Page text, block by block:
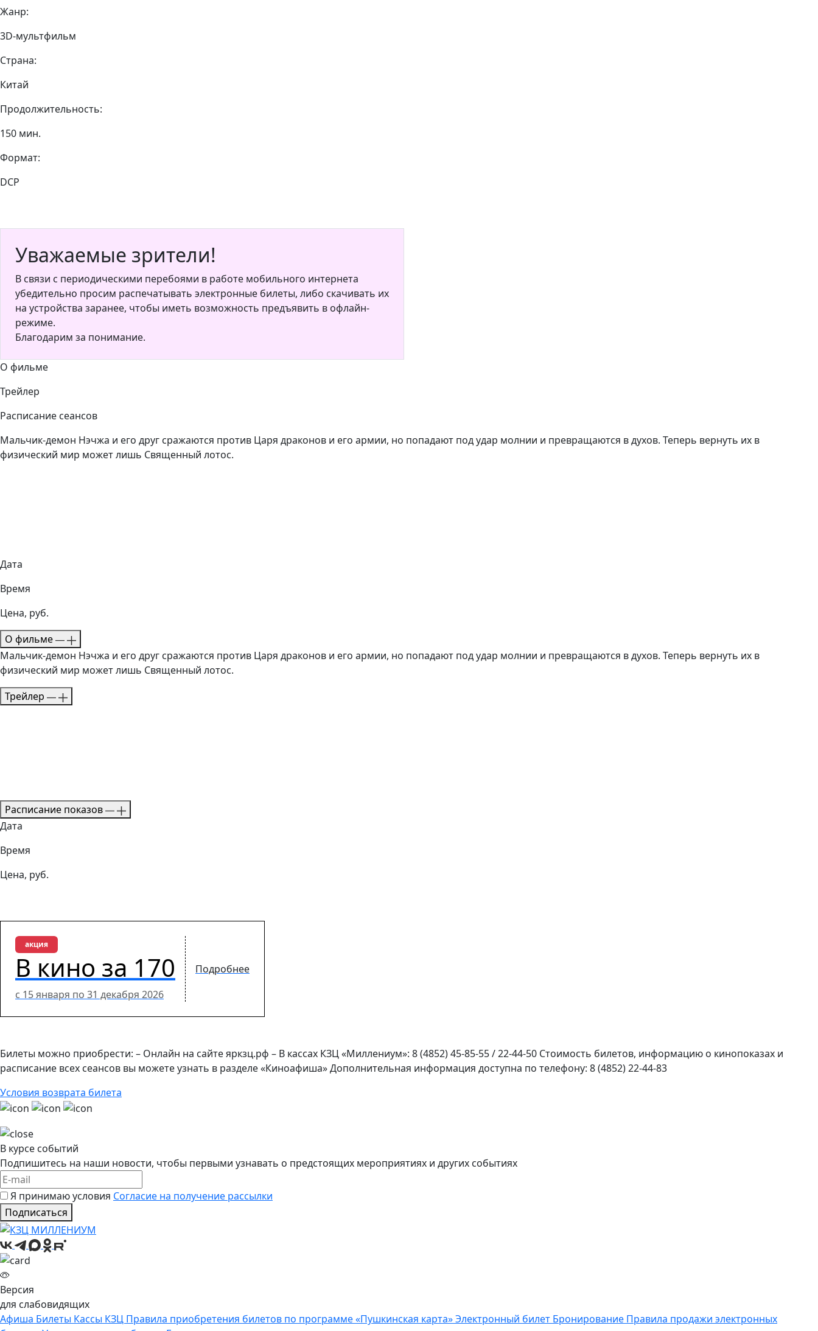
Жанр:
3D-мультфильм
Страна:
Китай
Продолжительность:
150 мин.
Формат:
DCP
Уважаемые зрители!
В связи с периодическими перебоями в работе мобильного интернета
убедительно просим распечатывать электронные билеты, либо скачивать их
на устройства заранее, чтобы иметь возможность предъявить в офлайн-
режиме.
Благодарим за понимание.
О фильме
Трейлер
Расписание сеансов
Мальчик-демон Нэчжа и его друг сражаются против Царя драконов и его армии, но попадают под удар молнии и превращаются в духов. Теперь вернуть их в
физический мир может лишь Священный лотос.
Дата
Время
Цена, руб.
О фильме
Мальчик-демон Нэчжа и его друг сражаются против Царя драконов и его армии, но попадают под удар молнии и превращаются в духов. Теперь вернуть их в
физический мир может лишь Священный лотос.
Трейлер
Расписание показов
Дата
Время
Цена, руб.
акция
В кино за 170
с 15 января по 31 декабря 2026
Подробнее
Билеты можно приобрести: – Онлайн на сайте яркзц.рф – В кассах КЗЦ «Миллениум»: 8 (4852) 45-85-55 / 22-44-50 Стоимость билетов, информацию о кинопоказах и
расписание всех сеансов вы можете узнать в разделе «Киноафиша» Дополнительная информация доступна по телефону: 8 (4852) 22-44-83
Условия возврата билета
В курсе событий
Подпишитесь на наши новости, чтобы первыми узнавать о предстоящих мероприятиях и других событиях
Я принимаю условия Согласие на получение рассылки
Подписаться
Версия
для слабовидящих
Афиша Билеты Кассы КЗЦ Правила приобретения билетов по программе «Пушкинская карта»Электронный билет Бронирование Правила продажи электронных